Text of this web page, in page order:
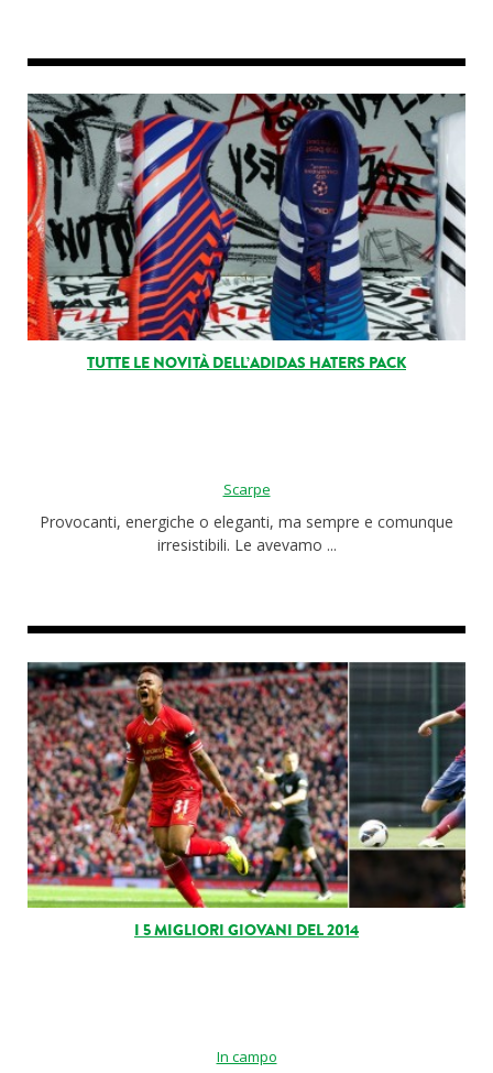
TUTTE LE NOVITÀ DELL’ADIDAS HATERS PACK
Scarpe
Provocanti, energiche o eleganti, ma sempre e comunque
irresistibili. Le avevamo ...
I 5 MIGLIORI GIOVANI DEL 2014
In campo